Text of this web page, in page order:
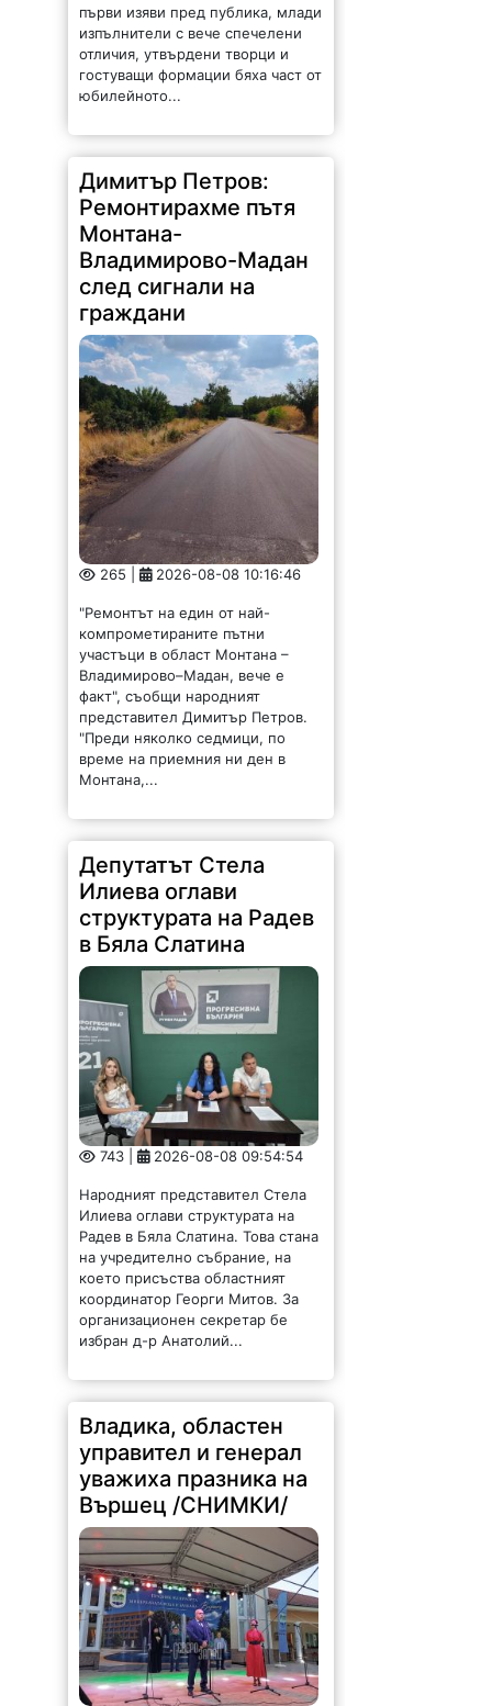
отличия, утвърдени творци и
гостуващи формации бяха част от
юбилейното...
Димитър Петров:
Ремонтирахме пътя
Монтана-
Владимирово-Мадан
след сигнали на
граждани
265 | 2026-08-08 10:16:46
"Ремонтът на един от най-
участъци в област Монтана –
Владимирово–Мадан, вече е
факт", съобщи народният
представител Димитър Петров.
"Преди няколко седмици, по
време на приемния ни ден в
Монтана,...
Депутатът Стела
Илиева оглави
структурата на Радев
в Бяла Слатина
743 | 2026-08-08 09:54:54
Народният представител Стела
Радев в Бяла Слатина. Това стана
на учредително събрание, на
което присъства областният
координатор Георги Митов. За
организационен секретар бе
избран д-р Анатолий...
Владика, областен
управител и генерал
уважиха празника на
Вършец /СНИМКИ/
319 | 2026-08-08 09:32:54